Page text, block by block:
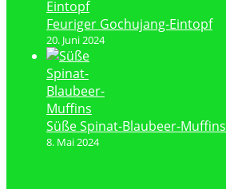
Feuriger Gochujang-Eintopf
20. Juni 2024
Süße Spinat-Blaubeer-Muffins
8. Mai 2024